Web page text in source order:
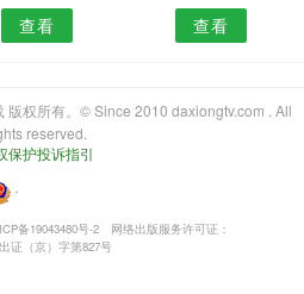
查看 查看
权所有。© Since 2010 daxiongtv.com . All
reserved.
保护投诉指引
・
备19043480号-2
网络出版服务许可证：
证（京）字第827号